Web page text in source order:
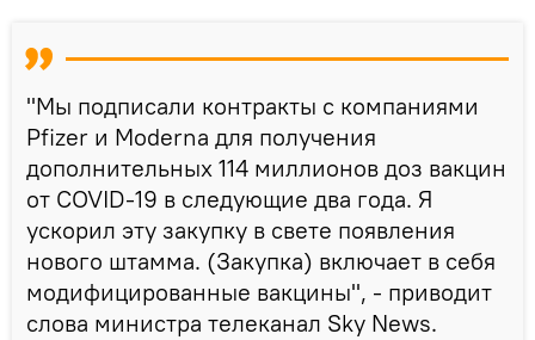
"Мы подписали контракты с компаниями
Pfizer и Moderna для получения
дополнительных 114 миллионов доз вакцин
от COVID-19 в следующие два года. Я
ускорил эту закупку в свете появления
нового штамма. (Закупка) включает в себя
модифицированные вакцины", - приводит
слова министра телеканал Sky News.